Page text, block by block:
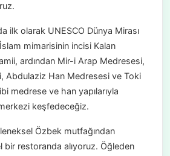
ilk olarak UNESCO Dünya Mirası
mimarisinin incisi Kalan
ardından Mir-i Arap Medresesi,
Abdulaziz Han Medresesi ve Toki
medrese ve han yapılarıyla
keşfedeceğiz.
Özbek mutfağından
bir restoranda alıyoruz. Öğleden